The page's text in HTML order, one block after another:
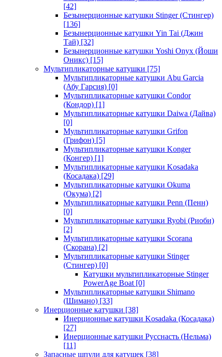
[42]
Безынерционные катушки Stinger (Стингер)
[136]
Безынерционные катушки Yin Tai (Джин
Тай) [32]
Безынерционные катушки Yoshi Onyx (Йоши
Оникс) [15]
Мультипликаторные катушки [75]
Мультипликаторные катушки Abu Garcia
(Абу Гарсия) [0]
Мультипликаторные катушки Condor
(Кондор) [1]
Мультипликаторные катушки Daiwa (Дайва)
[0]
Мультипликаторные катушки Grifon
(Грифон) [5]
Мультипликаторные катушки Konger
(Конгер) [1]
Мультипликаторные катушки Kosadaka
(Косадака) [29]
Мультипликаторные катушки Okuma
(Окума) [2]
Мультипликаторные катушки Penn (Пенн)
[0]
Мультипликаторные катушки Ryobi (Риоби)
[2]
Мультипликаторные катушки Scorana
(Скорана) [2]
Мультипликаторные катушки Stinger
(Стингер) [0]
Катушки мультипликаторные Stinger
PowerAge Boat [0]
Мультипликаторные катушки Shimano
(Шимано) [33]
Инерционные катушки [38]
Инерционные катушки Kosadaka (Косадака)
[27]
Инерционные катушки Русснасть (Нельма)
[11]
Запасные шпули для катушек [38]